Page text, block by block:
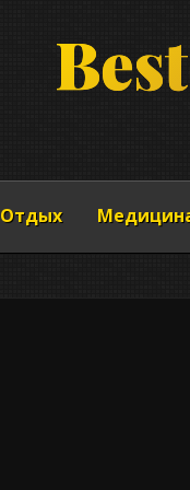
Best
Отдых